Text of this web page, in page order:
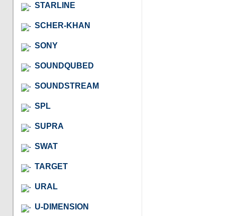
STARLINE
SCHER-KHAN
SONY
SOUNDQUBED
SOUNDSTREAM
SPL
SUPRA
SWAT
TARGET
URAL
U-DIMENSION